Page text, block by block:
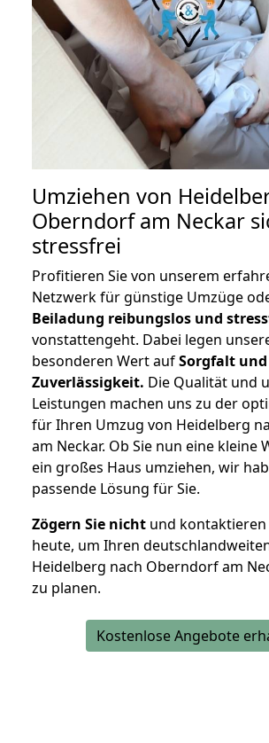
Umziehen von
Oberndorf am Neckar
stressfrei
Profitieren Sie von unserem
Netzwerk für günstige Umzüge
Beiladung reibungslos und
vonstattengeht. Dabei legen
besonderen Wert aufSorgfalt und
Zuverlässigkeit. Die Qualität und
Leistungen machen uns zu der
für Ihren Umzug von Heidelberg
am Neckar. Ob Sie nun eine kleine
ein großes Haus umziehen, wir
passende Lösung für Sie.
Zögern Sie nicht und kontaktieren
heute, um Ihren
Heidelberg nach Oberndorf am
zu planen.
Kostenlose Angebote